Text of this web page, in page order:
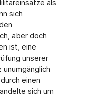
als
sich
aber doch
ist, eine
unserer
einen
sich um